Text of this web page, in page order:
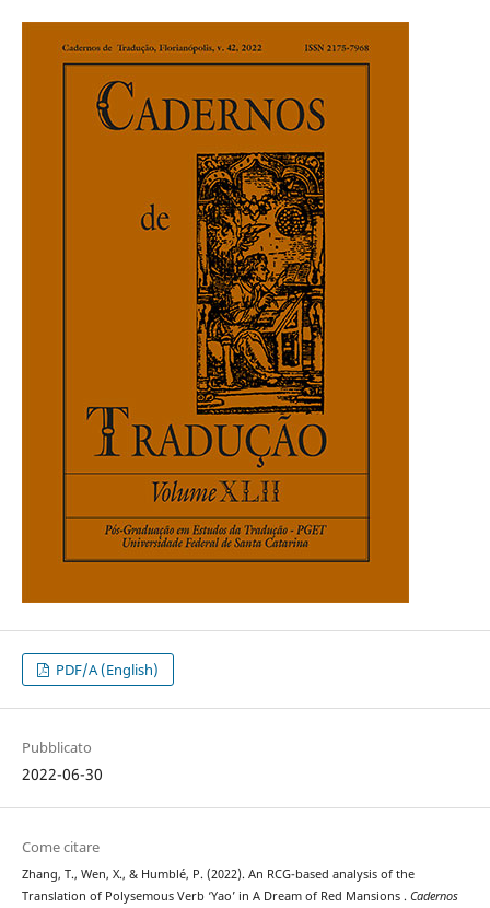
PDF/A (English)
Pubblicato
2022-06-30
Come citare
Zhang, T., Wen, X., & Humblé, P. (2022). An RCG-based analysis of the
Translation of Polysemous Verb ‘Yao’ in A Dream of Red Mansions . Cadernos